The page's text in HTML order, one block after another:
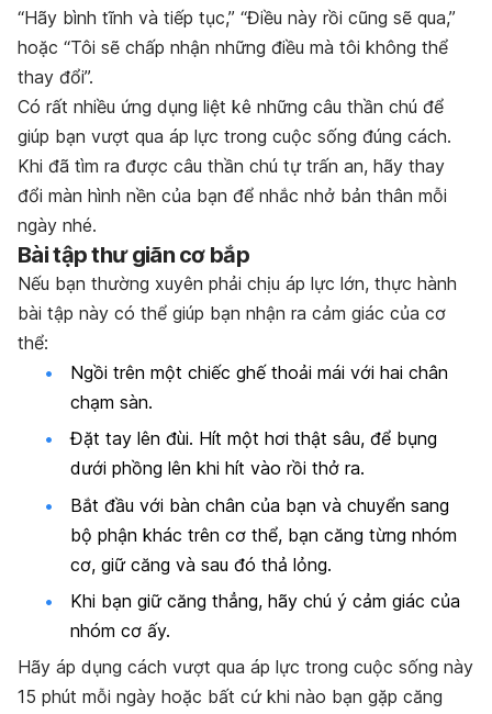
“Hãy bình tĩnh và tiếp tục,” “Điều này rồi cũng sẽ qua,”
hoặc “Tôi sẽ chấp nhận những điều mà tôi không thể
thay đổi”.
Có rất nhiều ứng dụng liệt kê những câu thần chú để
giúp bạn vượt qua áp lực trong cuộc sống đúng cách.
Khi đã tìm ra được câu thần chú tự trấn an, hãy thay
đổi màn hình nền của bạn để nhắc nhở bản thân mỗi
ngày nhé.
Bài tập thư giãn cơ bắp
Nếu bạn thường xuyên phải chịu áp lực lớn, thực hành
bài tập này có thể giúp bạn nhận ra cảm giác của cơ
thể:
Ngồi trên một chiếc ghế thoải mái với hai chân
chạm sàn.
Đặt tay lên đùi. Hít một hơi thật sâu, để bụng
dưới phồng lên khi hít vào rồi thở ra.
Bắt đầu với bàn chân của bạn và chuyển sang
bộ phận khác trên cơ thể, bạn căng từng nhóm
cơ, giữ căng và sau đó thả lỏng.
Khi bạn giữ căng thẳng, hãy chú ý cảm giác của
nhóm cơ ấy.
Hãy áp dụng cách vượt qua áp lực trong cuộc sống này
15 phút mỗi ngày hoặc bất cứ khi nào bạn gặp căng